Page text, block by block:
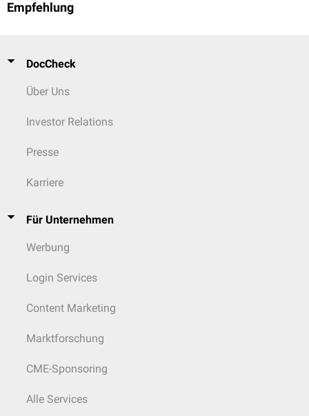
Empfehlung
DocCheck
Über Uns
Investor Relations
Presse
Karriere
Für Unternehmen
Werbung
Login Services
Content Marketing
Marktforschung
CME-Sponsoring
Alle Services